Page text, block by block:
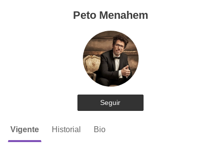
Peto Menahem
Seguir
Vigente Historial Bio